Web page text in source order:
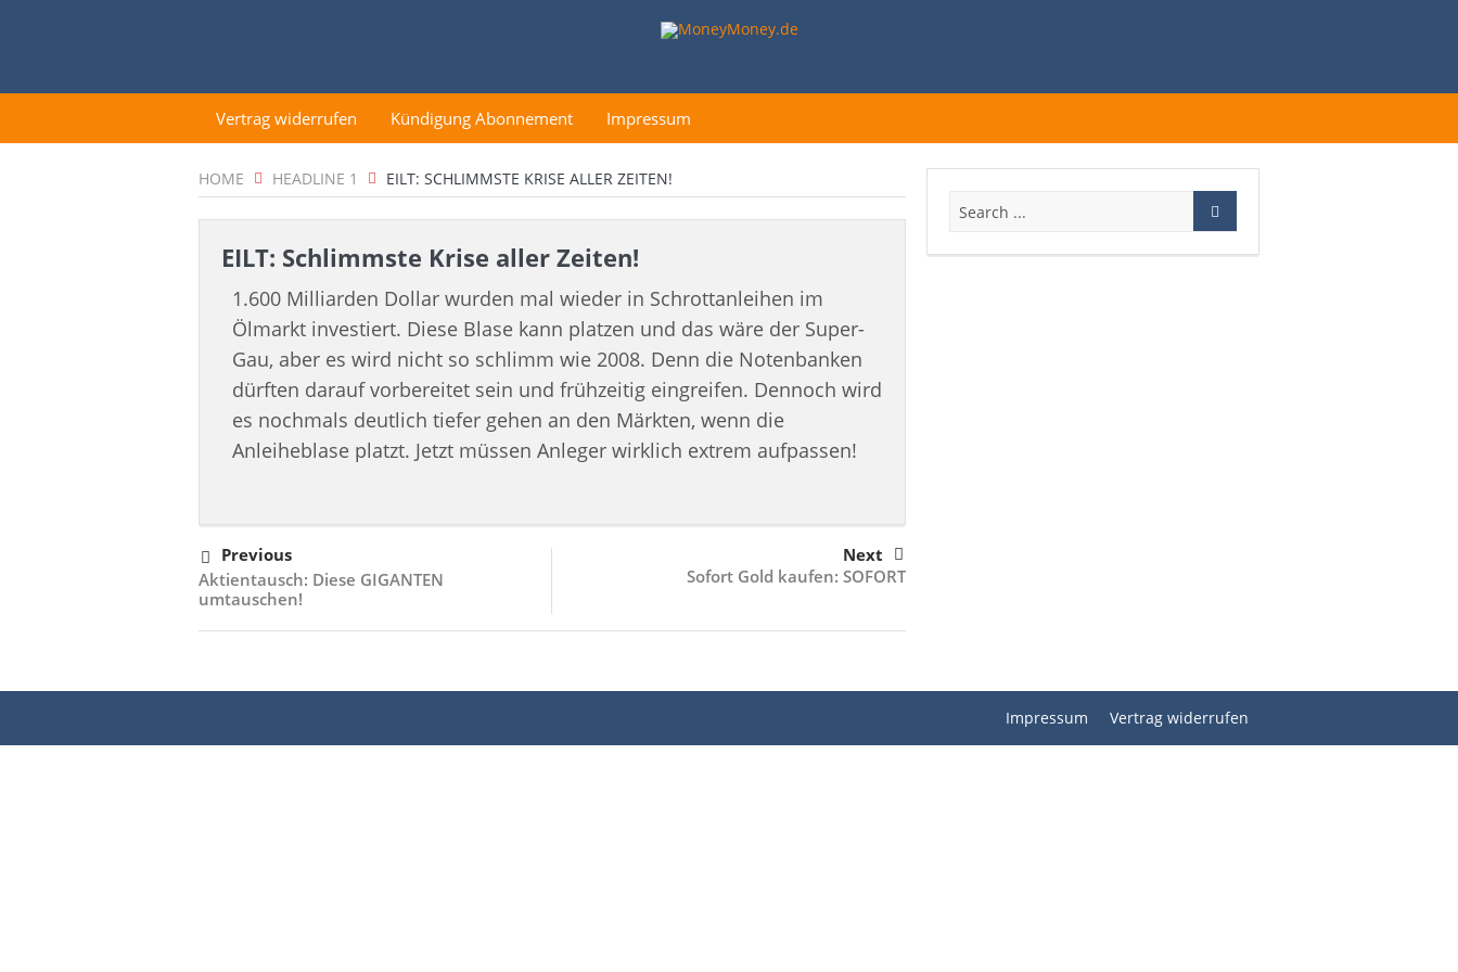
Vertrag widerrufen Kündigung Abonnement Impressum
HOME HEADLINE 1 EILT: SCHLIMMSTE KRISE ALLER ZEITEN!
EILT: Schlimmste Krise aller Zeiten!
1.600 Milliarden Dollar wurden mal wieder in Schrottanleihen im
Ölmarkt investiert. Diese Blase kann platzen und das wäre der Super-
Gau, aber es wird nicht so schlimm wie 2008. Denn die Notenbanken
dürften darauf vorbereitet sein und frühzeitig eingreifen. Dennoch wird
es nochmals deutlich tiefer gehen an den Märkten, wenn die
Anleiheblase platzt. Jetzt müssen Anleger wirklich extrem aufpassen!
Previous
Aktientausch: Diese GIGANTEN
umtauschen!
Next
Sofort Gold kaufen: SOFORT
Impressum Vertrag widerrufen